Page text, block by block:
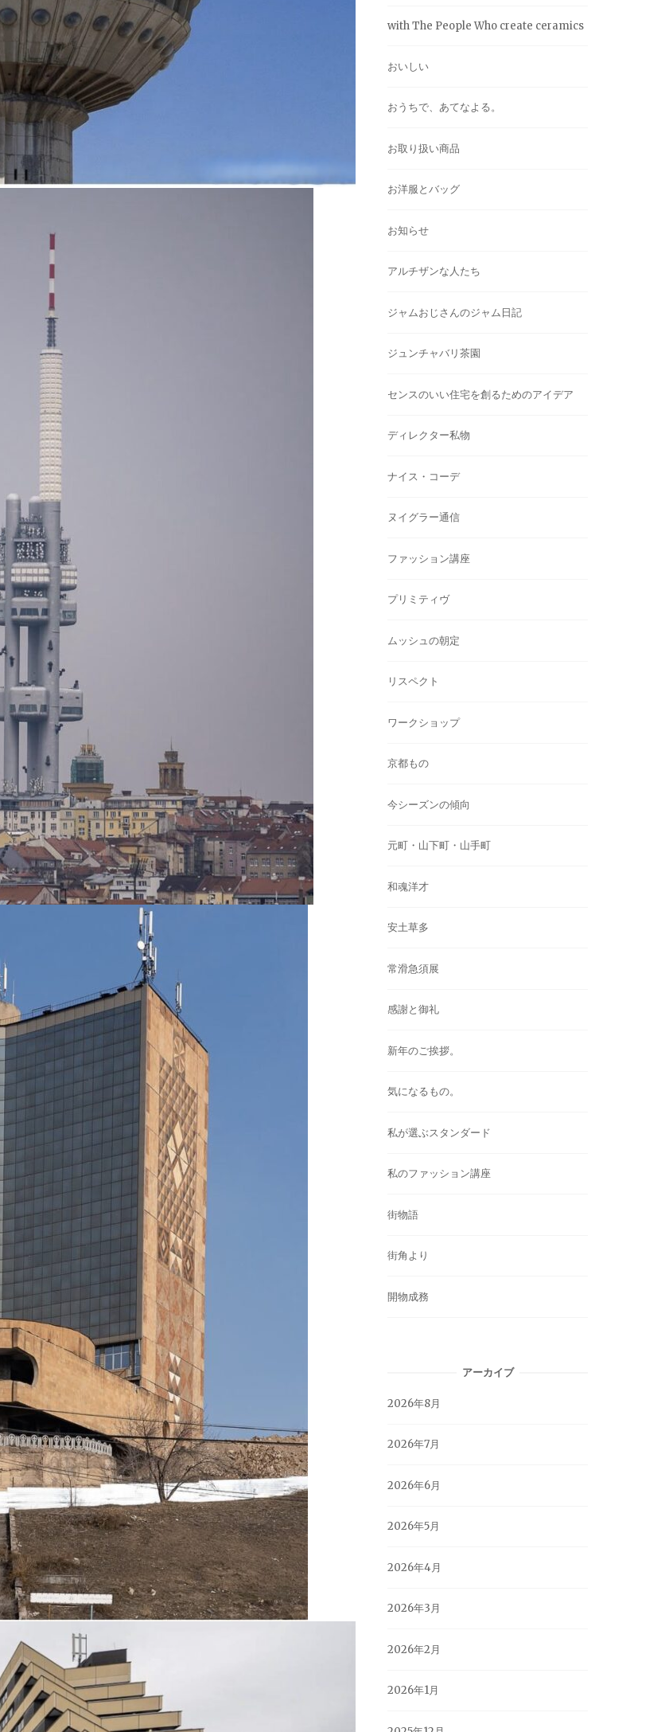
with The People Who create ceramics
おいしい
おうちで、あてなよる。
お取り扱い商品
お洋服とバッグ
お知らせ
アルチザンな人たち
ジャムおじさんのジャム日記
ジュンチャバリ茶園
センスのいい住宅を創るためのアイデア
ディレクター私物
ナイス・コーデ
ヌイグラー通信
ファッション講座
プリミティヴ
ムッシュの朝定
リスペクト
ワークショップ
京都もの
今シーズンの傾向
元町・山下町・山手町
和魂洋才
安土草多
常滑急須展
感謝と御礼
新年のご挨拶。
気になるもの。
私が選ぶスタンダード
私のファッション講座
街物語
街角より
開物成務
アーカイブ
2026年8月
2026年7月
2026年6月
2026年5月
2026年4月
2026年3月
2026年2月
2026年1月